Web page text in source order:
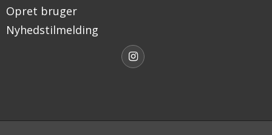
Opret bruger
Nyhedstilmelding